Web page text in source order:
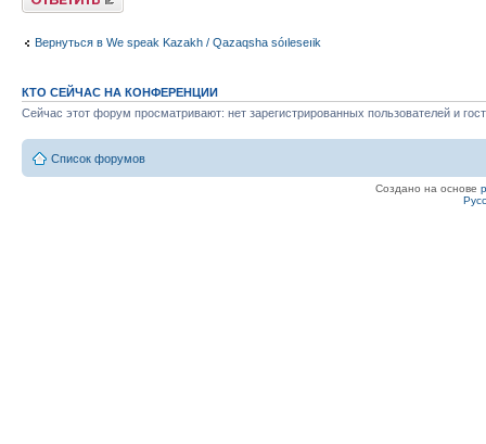
Вернуться в We speak Kazakh / Qazaqsha sóıleseıik
КТО СЕЙЧАС НА КОНФЕРЕНЦИИ
Сейчас этот форум просматривают: нет зарегистрированных пользователей и
Список форумов
Создано на основе